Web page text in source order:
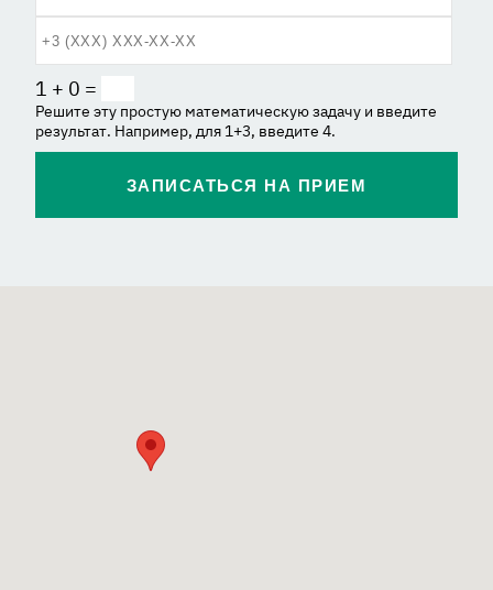
1 + 0 =
Решите эту простую математическую задачу и введите
результат. Например, для 1+3, введите 4.